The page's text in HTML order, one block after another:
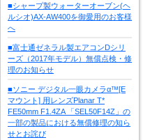
■シャープ製ウォーターオーブン(ヘ
ルシオ)AX-AW400を御愛用のお客様
へ
■富士通ゼネラル製エアコンDシリ
ーズ（2017年モデル）無償点検・修
理のお知らせ
■ソニー デジタル一眼カメラα™[E
マウント] 用レンズPlanar T*
FE50mm F1.4ZA 「SEL50F14Z」の
一部の製品における無償修理の知ら
せとお詫び